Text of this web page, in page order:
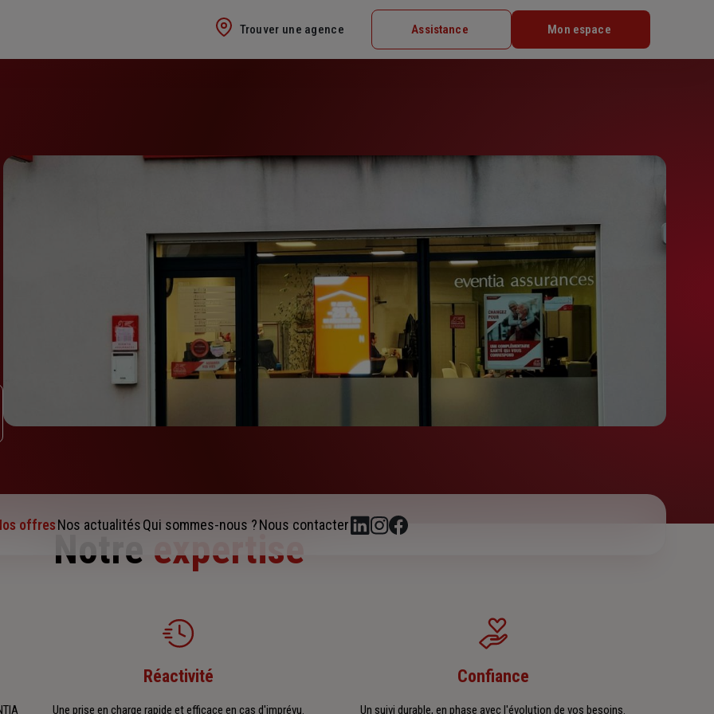
Trouver une agence Assistance Mon espace
offresNos actualitésQui sommes-nous ?Nous contacter
Notre expertise
Réactivité
Une prise en charge rapide et efficace en cas d'imprévu.
Confiance
Un suivi durable, en phase avec l'évolution de vos besoins.